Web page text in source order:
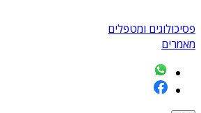
פסיכולוגים ומטפלים
מאמרים